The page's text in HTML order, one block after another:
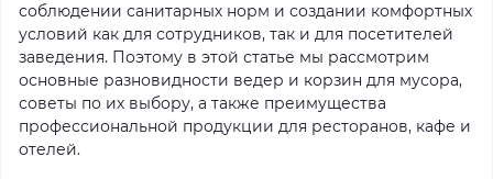
соблюдении санитарных норм и создании комфортных
условий как для сотрудников, так и для посетителей
заведения. Поэтому в этой статье мы рассмотрим
основные разновидности ведер и корзин для мусора,
советы по их выбору, а также преимущества
профессиональной продукции для ресторанов, кафе и
отелей.